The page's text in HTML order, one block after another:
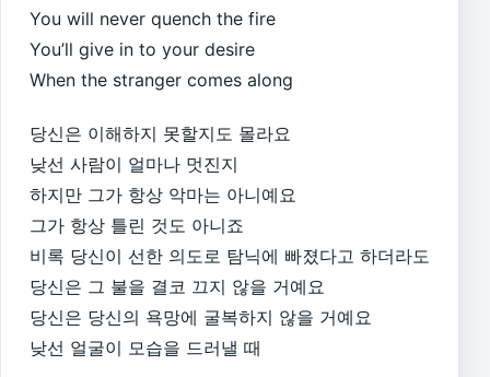
You will never quench the fire
You’ll give in to your desire
When the stranger comes along
당신은 이해하지 못할지도 몰라요
낮선 사람이 얼마나 멋진지
하지만 그가 항상 악마는 아니예요
그가 항상 틀린 것도 아니죠
비록 당신이 선한 의도로 탐닉에 빠졌다고 하더라도
당신은 그 불을 결코 끄지 않을 거예요
당신은 당신의 욕망에 굴복하지 않을 거예요
낮선 얼굴이 모습을 드러낼 때